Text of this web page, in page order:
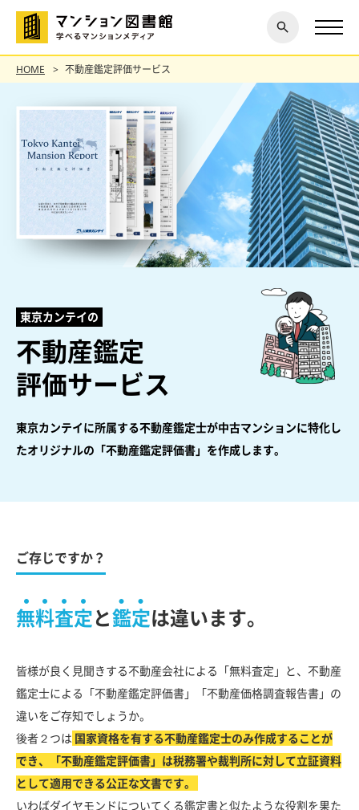
探す
閉じ
る
HOME 不動産鑑定評価サービス
東京カンテイの
不動産鑑定
評価サービス
東京カンテイに所属する不動産鑑定士が中古マンションに特化し
たオリジナルの「不動産鑑定評価書」を作成します。
ご存じですか？
無料査定と鑑定は違います。
皆様が良く見聞きする不動産会社による「無料査定」と、不動産
鑑定士による「不動産鑑定評価書」「不動産価格調査報告書」の
違いをご存知でしょうか。
後者２つは 国家資格を有する不動産鑑定士のみ作成することが
でき、「不動産鑑定評価書」は税務署や裁判所に対して立証資料
として適用できる公正な文書です。
いわばダイヤモンドについてくる鑑定書と似たような役割を果た